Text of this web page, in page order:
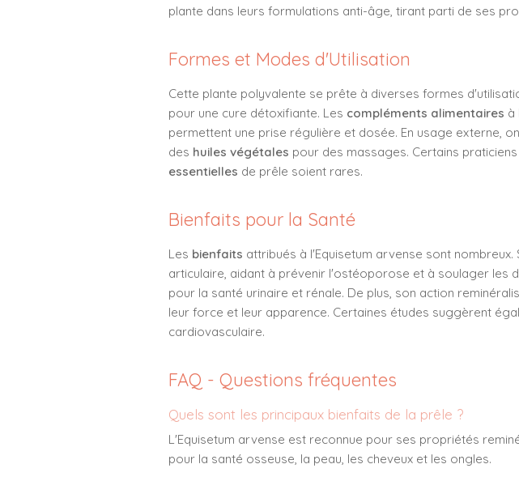
plante dans leurs formulations anti-âge, tirant parti de ses
Formes et Modes d'Utilisation
Cette plante polyvalente se prête à diverses formes
pour une cure détoxifiante. Les compléments alimentaires à
permettent une prise régulière et dosée. En usage externe,
des huiles végétales pour des massages. Certains
essentielles de prêle soient rares.
Bienfaits pour la Santé
Les bienfaits attribués à l'Equisetum arvense sont
articulaire, aidant à prévenir l'ostéoporose et à soulager les
pour la santé urinaire et rénale. De plus, son action
leur force et leur apparence. Certaines études suggèrent
cardiovasculaire.
FAQ - Questions fréquentes
Quels sont les principaux bienfaits de la prêle ?
L'Equisetum arvense est reconnue pour ses propriétés
pour la santé osseuse, la peau, les cheveux et les ongles.